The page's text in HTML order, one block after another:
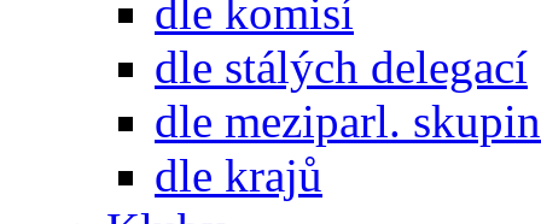
dle komisí
dle stálých delegací
dle meziparl. skupin
dle krajů